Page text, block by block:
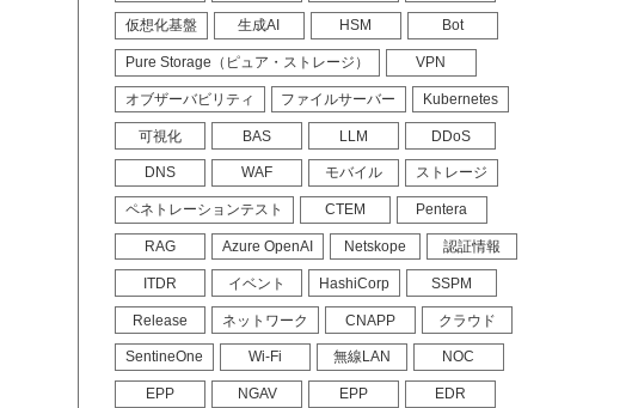
仮想化基盤 生成AI HSM Bot
Pure Storage（ピュア・ストレージ） VPN
オブザーバビリティ ファイルサーバー Kubernetes
可視化 BAS LLM DDoS
DNS WAF モバイル ストレージ
ペネトレーションテスト CTEM Pentera
RAG Azure OpenAI Netskope 認証情報
ITDR イベント HashiCorp SSPM
Release ネットワーク CNAPP クラウド
SentineOne Wi-Fi 無線LAN NOC
EPP NGAV EPP EDR